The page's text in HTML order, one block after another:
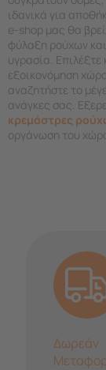
ιδανικά για
e-shop μας θα
φύλαξη ρούχων
υγρασία.
εξοικονόμηση
αναζητήστε το
ανάγκες σας.
κρεμάστρες
οργάνωση του
Δωρεάν